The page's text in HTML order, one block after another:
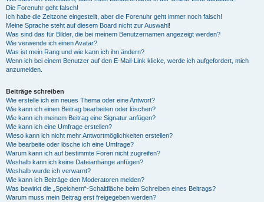
Die Forenuhr geht falsch!
Ich habe die Zeitzone eingestellt, aber die Forenuhr geht immer noch falsch!
Meine Sprache steht auf diesem Board nicht zur Auswahl!
Was sind das für Bilder, die bei meinem Benutzernamen angezeigt werden?
Wie verwende ich einen Avatar?
Was ist mein Rang und wie kann ich ihn ändern?
Wenn ich bei einem Benutzer auf den E-Mail-Link klicke, werde ich aufgefordert, mich
anzumelden.
Beiträge schreiben
Wie erstelle ich ein neues Thema oder eine Antwort?
Wie kann ich einen Beitrag bearbeiten oder löschen?
Wie kann ich meinem Beitrag eine Signatur anfügen?
Wie kann ich eine Umfrage erstellen?
Wieso kann ich nicht mehr Antwortmöglichkeiten erstellen?
Wie bearbeite oder lösche ich eine Umfrage?
Warum kann ich auf bestimmte Foren nicht zugreifen?
Weshalb kann ich keine Dateianhänge anfügen?
Weshalb wurde ich verwarnt?
Wie kann ich Beiträge den Moderatoren melden?
Was bewirkt die „Speichern“-Schaltfläche beim Schreiben eines Beitrags?
Warum muss mein Beitrag erst freigegeben werden?